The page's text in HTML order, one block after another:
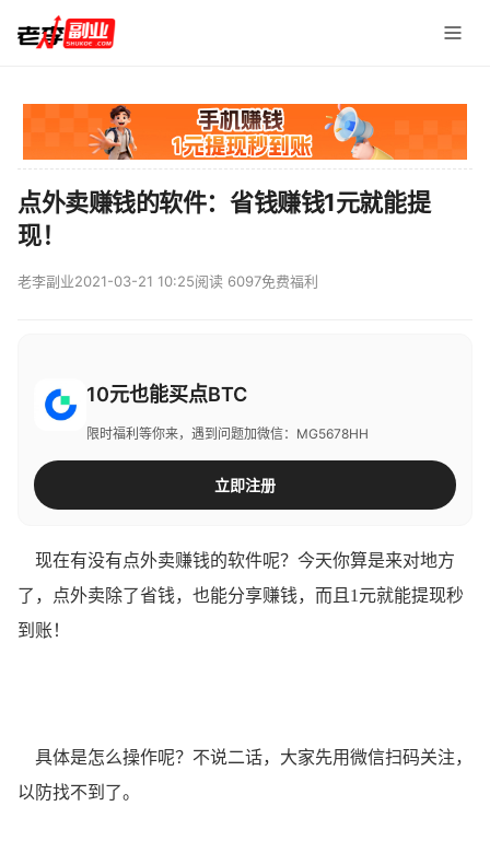
点外卖赚钱的软件：省钱赚钱1元就能提
现！
老李副业2021-03-21 10:25阅读 6097免费福利
10元也能买点BTC
限时福利等你来，遇到问题加微信：MG5678HH
立即注册
现在有没有点外卖赚钱的软件呢？今天你算是来对地方
了，点外卖除了省钱，也能分享赚钱，而且1元就能提现秒
到账！
具体是怎么操作呢？不说二话，大家先用微信扫码关注，
以防找不到了。